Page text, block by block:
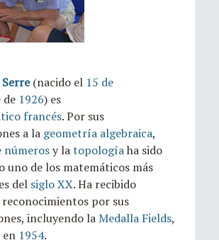
(nacido el 15 de
de 1926) es
francés. Por sus
a la geometría algebraica,
númerosy latopologíaha sido
uno de los matemáticos más
del siglo XX. Ha recibido
por sus
incluyendo laMedalla Fields,
en 1954.